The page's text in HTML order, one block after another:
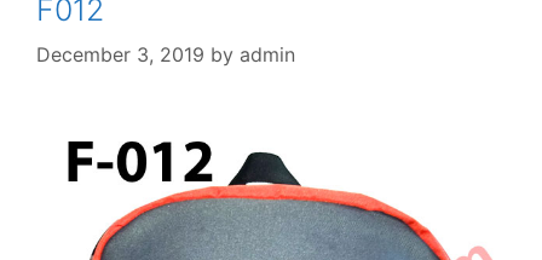
F012
December 3, 2019 by admin